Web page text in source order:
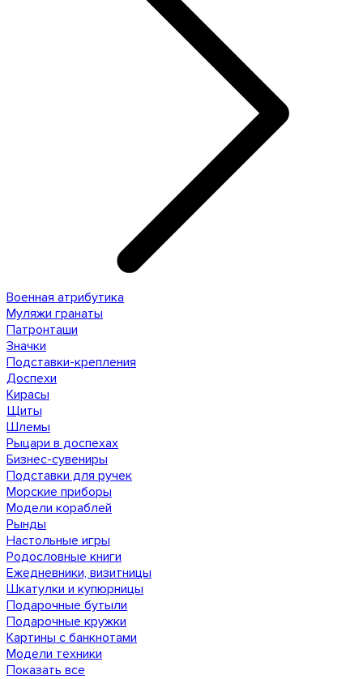
Военная атрибутика
Муляжи гранаты
Патронташи
Значки
Подставки-крепления
Доспехи
Кирасы
Щиты
Шлемы
Рыцари в доспехах
Бизнес-сувениры
Подставки для ручек
Морские приборы
Модели кораблей
Рынды
Настольные игры
Родословные книги
Ежедневники, визитницы
Шкатулки и купюрницы
Подарочные бутыли
Подарочные кружки
Картины с банкнотами
Модели техники
Показать все